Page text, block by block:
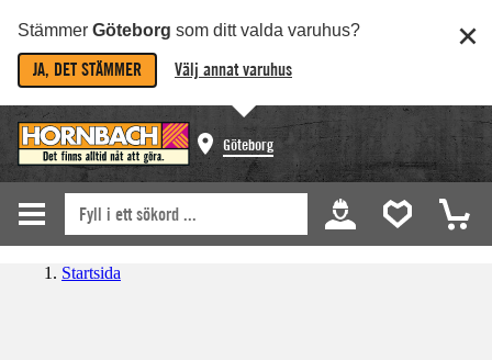
Stämmer Göteborg som ditt valda varuhus?
JA, DET STÄMMER Välj annat varuhus
Göteborg
Startsida